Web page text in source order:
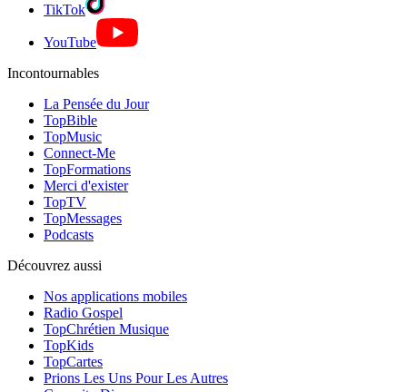
TikTok
YouTube
Incontournables
La Pensée du Jour
TopBible
TopMusic
Connect-Me
TopFormations
Merci d'exister
TopTV
TopMessages
Podcasts
Découvrez aussi
Nos applications mobiles
Radio Gospel
TopChrétien Musique
TopKids
TopCartes
Prions Les Uns Pour Les Autres